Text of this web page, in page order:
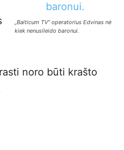
„Balticum TV“ operatorius Edvinas nė
kiek nenusileido baronui.
noro būti krašto